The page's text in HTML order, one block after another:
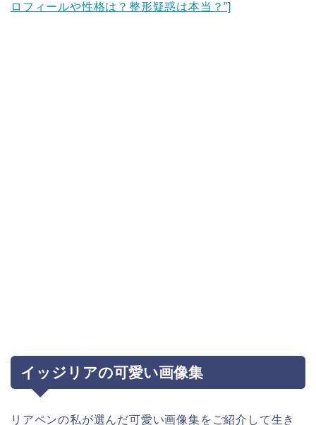
ロフィールや性格は？整形疑惑は本当？”]
イッジリアの可愛い画像集
リアペンの私が選んだ可愛い画像集をご紹介して生き